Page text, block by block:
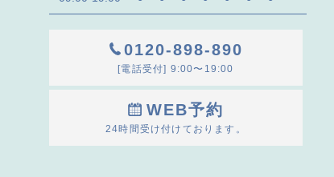
0120-898-890
[電話受付] 9:00〜19:00
WEB予約
24時間受け付けております。